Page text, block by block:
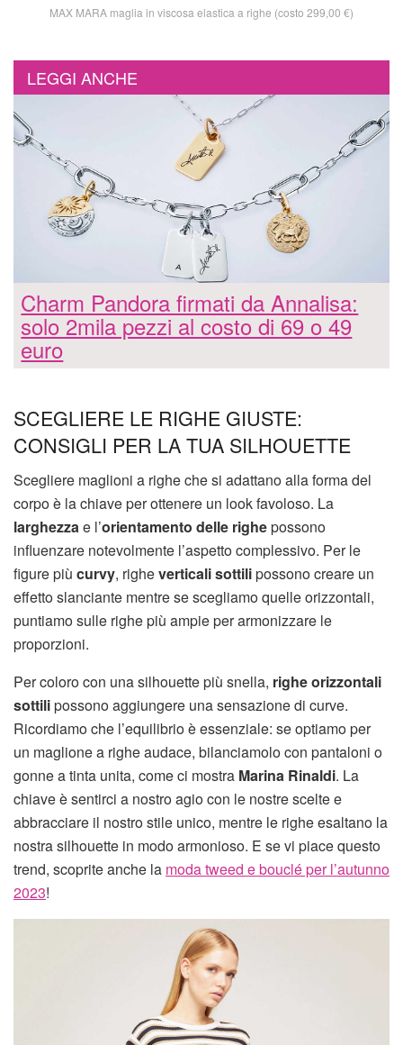
MAX MARA maglia in viscosa elastica a righe (costo 299,00 €)
LEGGI ANCHE
Charm Pandora firmati da Annalisa:
solo 2mila pezzi al costo di 69 o 49
euro
SCEGLIERE LE RIGHE GIUSTE:
CONSIGLI PER LA TUA SILHOUETTE
Scegliere maglioni a righe che si adattano alla forma del
corpo è la chiave per ottenere un look favoloso. La
larghezzae l’orientamento delle righepossono
influenzare notevolmente l’aspetto complessivo. Per le
figure più curvy, righeverticali sottilipossono creare un
effetto slanciante mentre se scegliamo quelle orizzontali,
puntiamo sulle righe più ampie per armonizzare le
proporzioni.
Per coloro con una silhouette più snella, righe orizzontali
sottilipossono aggiungere una sensazione di curve.
Ricordiamo che l’equilibrio è essenziale: se optiamo per
un maglione a righe audace, bilanciamolo con pantaloni o
gonne a tinta unita, come ci mostra Marina Rinaldi. La
chiave è sentirci a nostro agio con le nostre scelte e
abbracciare il nostro stile unico, mentre le righe esaltano la
nostra silhouette in modo armonioso. E se vi piace questo
trend, scoprite anche la moda tweed e bouclé per l’autunno
2023!